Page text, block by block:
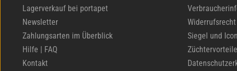
Lagerverkauf bei portapet
Newsletter
Zahlungsarten im Überblick
Hilfe | FAQ
Kontakt
Widerrufsrecht
Siegel und
Züchtervorteile